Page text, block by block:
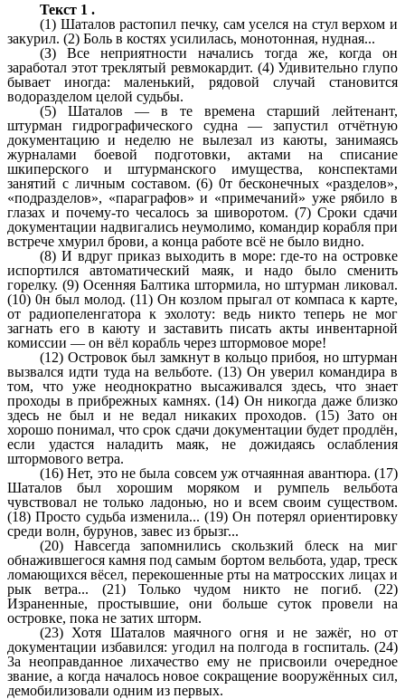
Текст 1 .
(1) Шаталов растопил печку, сам уселся на стул верхом и
закурил. (2) Боль в костях усилилась, монотонная, нудная...
(З) Все неприятности начались тогда же, когда он
заработал этот треклятый ревмокардит. (4) Удивительно глупо
бывает иногда: маленький, рядовой случай становится
водоразделом целой судьбы.
(5) Шаталов — в те времена старший лейтенант,
штурман гидрографического судна — запустил отчётную
документацию и неделю не вылезал из каюты, занимаясь
журналами боевой подготовки, актами на списание
шкиперского и штурманского имущества, конспектами
занятий с личным составом. (6) 0т бесконечных «разделов»,
«подразделов», «параграфов» и «примечаний» уже рябило в
глазах и почему-то чесалось за шиворотом. (7) Сроки сдачи
документации надвигались неумолимо, командир корабля при
встрече хмурил брови, а конца работе всё не было видно.
(8) И вдруг приказ выходить в море: где-то на островке
испортился автоматический маяк, и надо было сменить
горелку. (9) Осенняя Балтика штормила, но штурман ликовал.
(10) 0н был молод. (11) Он козлом прыгал от компаса к карте,
от радиопеленгатора к эхолоту: ведь никто теперь не мог
загнать его в каюту и заставить писать акты инвентарной
комиссии — он вёл корабль через штормовое море!
(12) Островок был замкнут в кольцо прибоя, но штурман
вызвался идти туда на вельботе. (13) Он уверил командира в
том, что уже неоднократно высаживался здесь, что знает
проходы в прибрежных камнях. (14) Он никогда даже близко
здесь не был и не ведал никаких проходов. (15) Зато он
хорошо понимал, что срок сдачи документации будет продлён,
если удастся наладить маяк, не дожидаясь ослабления
штормового ветра.
(16) Нет, это не была совсем уж отчаянная авантюра. (17)
Шаталов был хорошим моряком и румпель вельбота
чувствовал не только ладонью, но и всем своим существом.
(18) Просто судьба изменила... (19) Он потерял ориентировку
среди волн, бурунов, завес из брызг...
(20) Навсегда запомнились скользкий блеск на миг
обнажившегося камня под самым бортом вельбота, удар, треск
ломающихся вёсел, перекошенные рты на матросских лицах и
рык ветра... (21) Только чудом никто не погиб. (22)
Израненные, простывшие, они больше суток провели на
островке, пока не затих шторм.
(23) Хотя Шаталов маячного огня и не зажёг, но от
документации избавился: угодил на полгода в госпиталь. (24)
3а неоправданное лихачество ему не присвоили очередное
звание, а когда началось новое сокращение вооружённых сил,
демобилизовали одним из первых.